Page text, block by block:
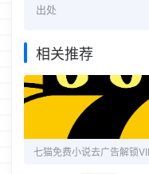
出处
相关推荐